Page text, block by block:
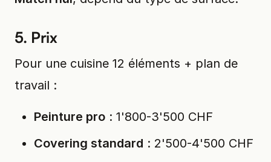
5. Prix
Pour une cuisine 12 éléments + plan de
travail :
Peinture pro : 1'800-3'500 CHF
Covering standard : 2'500-4'500 CHF